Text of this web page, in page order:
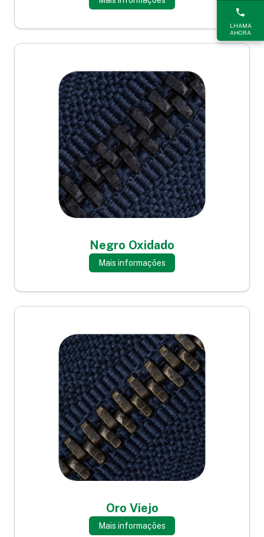
Negro Oxidado
Mais informações
Oro Viejo
Mais informações
LHAMA
AHORA